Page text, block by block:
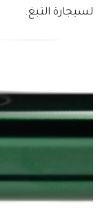
لسيجارة التبغ.